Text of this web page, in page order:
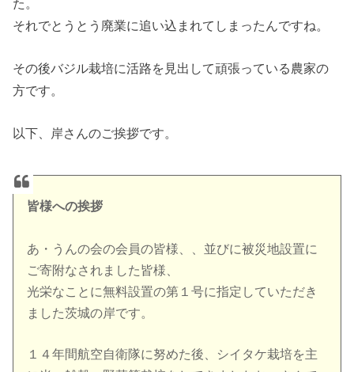
それでとうとう廃業に追い込まれてしまったんですね。
その後バジル栽培に活路を見出して頑張っている農家の
方です。
以下、岸さんのご挨拶です。
皆様への挨拶
あ・うんの会の会員の皆様、、並びに被災地設置に
ご寄附なされました皆様、
光栄なことに無料設置の第１号に指定していただき
ました茨城の岸です。
１４年間航空自衛隊に努めた後、シイタケ栽培を主